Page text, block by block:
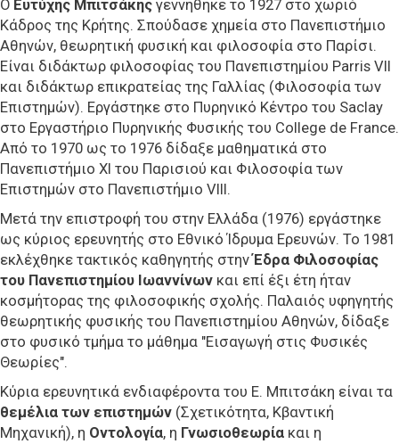
Ο Ευτύχης Μπιτσάκης γεννήθηκε το 1927 στο χωριό
Κάδρος της Κρήτης. Σπούδασε χημεία στο Πανεπιστήμιο
Αθηνών, θεωρητική φυσική και φιλοσοφία στο Παρίσι.
Είναι διδάκτωρ φιλοσοφίας του Πανεπιστημίου Parris VII
και διδάκτωρ επικρατείας της Γαλλίας (Φιλοσοφία των
Επιστημών). Εργάστηκε στο Πυρηνικό Κέντρο του Saclay
στo Εργαστήριο Πυρηνικής Φυσικής του College de France.
Από το 1970 ως το 1976 δίδαξε μαθηματικά στο
Πανεπιστήμιο XI του Παρισιού και Φιλοσοφία των
Επιστημών στο Πανεπιστήμιο VIII.
Μετά την επιστροφή του στην Ελλάδα (1976) εργάστηκε
ως κύριος ερευνητής στο Εθνικό Ίδρυμα Ερευνών. Το 1981
εκλέχθηκε τακτικός καθηγητής στηνΈδρα Φιλοσοφίας
του Πανεπιστημίου Ιωαννίνων και επί έξι έτη ήταν
κοσμήτορας της φιλοσοφικής σχολής. Παλαιός υφηγητής
θεωρητικής φυσικής του Πανεπιστημίου Αθηνών, δίδαξε
στο φυσικό τμήμα το μάθημα "Εισαγωγή στις Φυσικές
Θεωρίες".
Κύρια ερευνητικά ενδιαφέροντα του Ε. Μπιτσάκη είναι τα
θεμέλια των επιστημών (Σχετικότητα, Κβαντική
Μηχανική), η Οντολογία, η Γνωσιοθεωρία και η